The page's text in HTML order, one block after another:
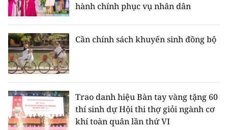
hành chính phục vụ nhân dân
Cần chính sách khuyến sinh đồng bộ
Trao danh hiệu Bàn tay vàng tặng 60
thí sinh dự Hội thi thợ giỏi ngành cơ
khí toàn quân lần thứ VI